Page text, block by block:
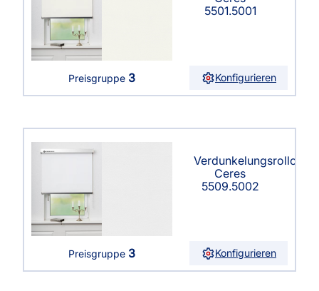
5501.5001
Preisgruppe 3 Konfigurieren
Verdunkelungsrollo
Ceres
5509.5002
Preisgruppe 3 Konfigurieren